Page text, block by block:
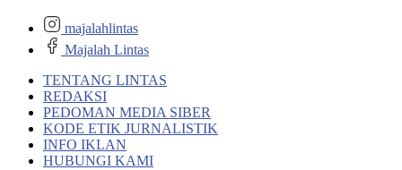
majalahlintas
Majalah Lintas
TENTANG LINTAS
REDAKSI
PEDOMAN MEDIA SIBER
KODE ETIK JURNALISTIK
INFO IKLAN
HUBUNGI KAMI